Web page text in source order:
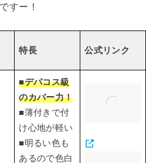
すー！
特長 公式リンク
■デパコス級
のカバー力！
■薄付きで付
け心地が軽い
■明るい色も
あるので色白